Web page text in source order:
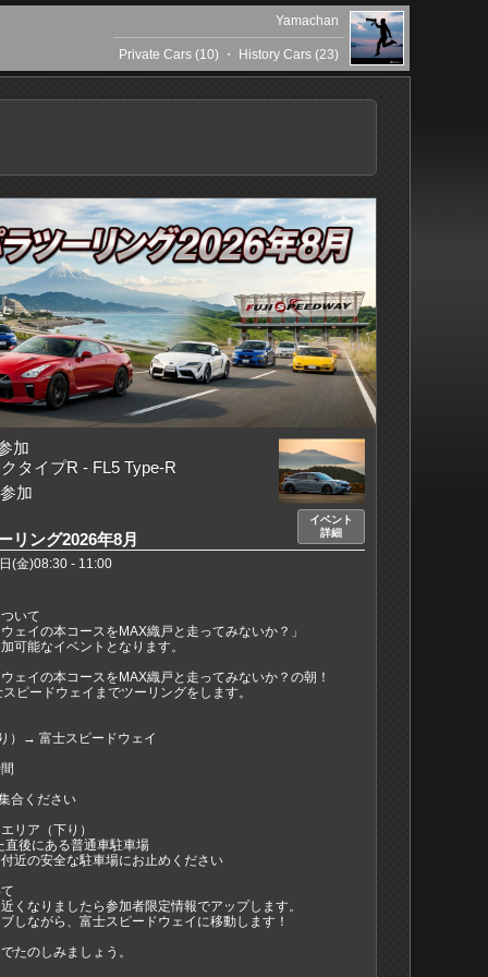
Yamachan
Private Cars (10) ・ History Cars (23)
加
タイプR - FL5 Type-R
加
リング2026年8月
イベント
詳細
(金)08:30 - 11:00
いて
ェイの本コースをMAX織戸と走ってみないか？」
可能なイベントとなります。
ェイの本コースをMAX織戸と走ってみないか？の朝！
ピードウェイまでツーリングをします。
→ 富士スピードウェイ
合ください
リア（下り）
後にある普通車駐車場
近の安全な駐車場にお止めください
くなりましたら参加者限定情報でアップします。
しながら、富士スピードウェイに移動します！
たのしみましょう。